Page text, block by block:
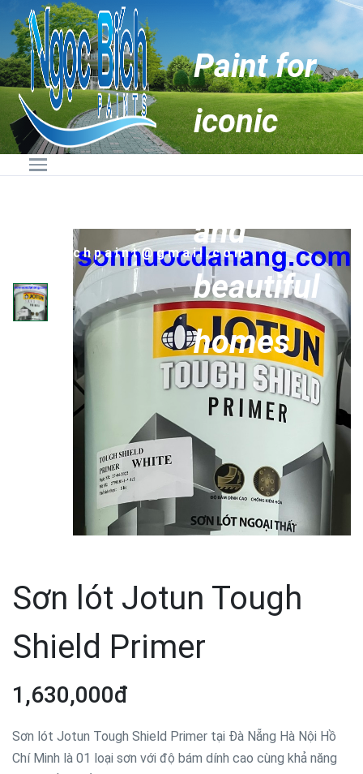
Hotline:
ngocbichpaint@gmail.com
Paint for
iconic
buildings
and
beautiful
homes
Sơn lót Jotun Tough
Shield Primer
1,630,000đ
Sơn lót Jotun Tough Shield Primer tại Đà Nẵng Hà Nội Hồ
Chí Minh là 01 loại sơn với độ bám dính cao cùng khả năng